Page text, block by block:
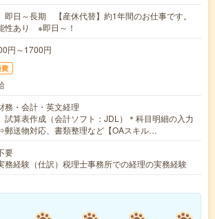
即日～長期 【産休代替】約1年間のお仕事です。
性あり ※即日～！
円～1700円
務・会計・英文経理
試算表作成（会計ソフト：JDL）＊科目明細の入力
郵送物対応、書類整理など【OAスキル…
要
務経験（仕訳）税理士事務所での経理の実務経験